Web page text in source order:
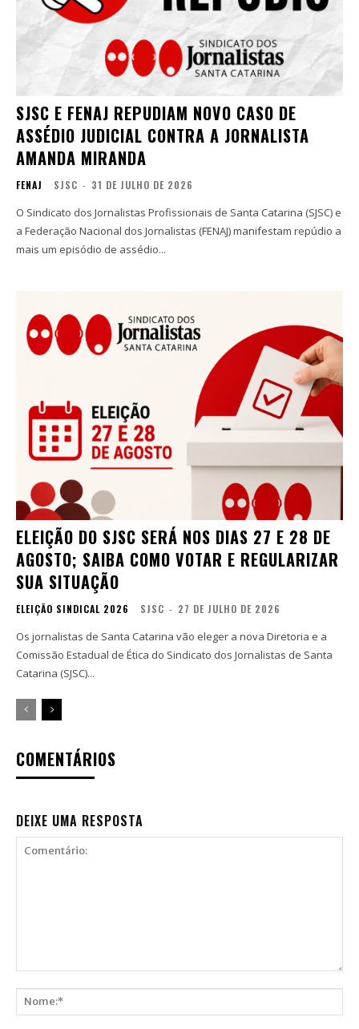
SJSC E FENAJ REPUDIAM NOVO CASO DE
ASSÉDIO JUDICIAL CONTRA A JORNALISTA
AMANDA MIRANDA
FENAJ SJSC - 31 DE JULHO DE 2026
O Sindicato dos Jornalistas Profissionais de Santa Catarina (SJSC) e
a Federação Nacional dos Jornalistas (FENAJ) manifestam repúdio a
mais um episódio de assédio...
ELEIÇÃO DO SJSC SERÁ NOS DIAS 27 E 28 DE
AGOSTO; SAIBA COMO VOTAR E REGULARIZAR
SUA SITUAÇÃO
ELEIÇÃO SINDICAL 2026 SJSC - 27 DE JULHO DE 2026
Os jornalistas de Santa Catarina vão eleger a nova Diretoria e a
Comissão Estadual de Ética do Sindicato dos Jornalistas de Santa
Catarina (SJSC)...
COMENTÁRIOS
DEIXE UMA RESPOSTA